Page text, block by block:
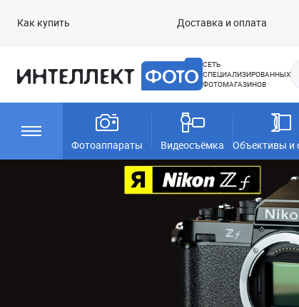
Как купить Доставка и оплата
СЕТЬ
СПЕЦИАЛИЗИРОВАННЫХ
ФОТОМАГАЗИНОВ
Фотоаппараты Видеосъёмка Объективы и